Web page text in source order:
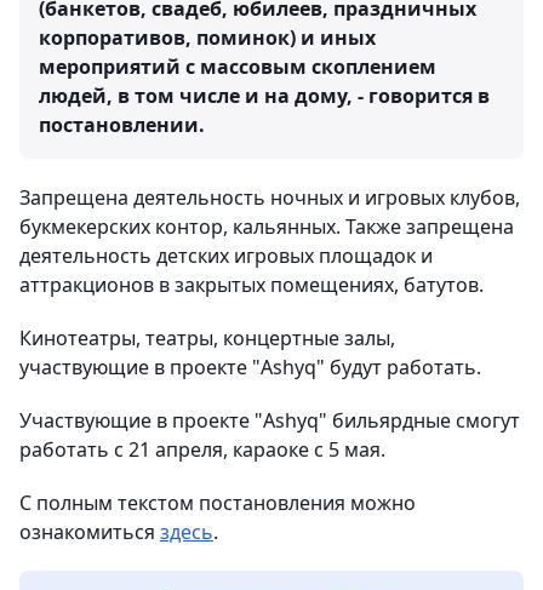
(банкетов, свадеб, юбилеев, праздничных
корпоративов, поминок) и иных
мероприятий с массовым скоплением
людей, в том числе и на дому, - говорится в
постановлении.
Запрещена деятельность ночных и игровых клубов,
букмекерских контор, кальянных. Также запрещена
деятельность детских игровых площадок и
аттракционов в закрытых помещениях, батутов.
Кинотеатры, театры, концертные залы,
участвующие в проекте "Ashyq" будут работать.
Участвующие в проекте "Ashyq" бильярдные смогут
работать с 21 апреля, караоке с 5 мая.
С полным текстом постановления можно
ознакомиться здесь.